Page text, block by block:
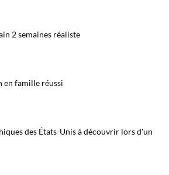
2 semaines réaliste
en famille réussi
des États-Unis à découvrir lors d'un